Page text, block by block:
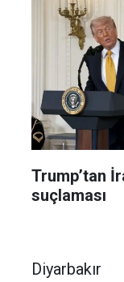
Trump’tan
suçlaması
Diyarbakır